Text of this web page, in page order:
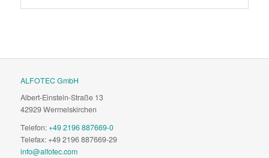
ALFOTEC GmbH
Albert-Einstein-Straße 13
42929 Wermelskirchen
Telefon:+49 2196 887669-0
Telefax: +49 2196 887669-29
info@alfotec.com